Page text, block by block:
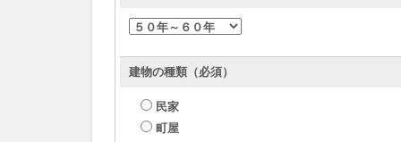
建物の種類（必須）
民家
町屋